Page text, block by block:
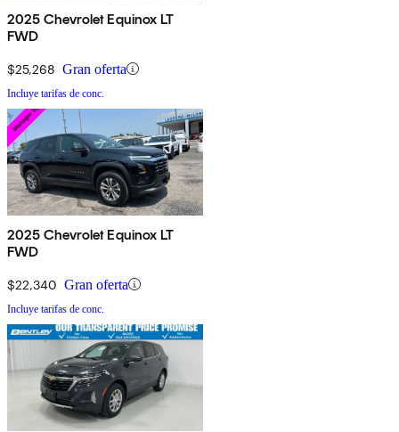
2025 Chevrolet Equinox LT
FWD
$25,268 Gran oferta
Incluye tarifas de conc.
2025 Chevrolet Equinox LT
FWD
$22,340 Gran oferta
Incluye tarifas de conc.